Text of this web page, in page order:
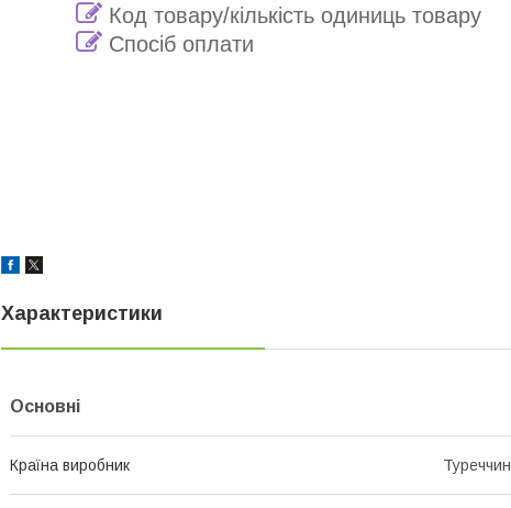
Код товару/кількість одиниць товару
Спосіб оплати
Характеристики
Основні
Країна виробник